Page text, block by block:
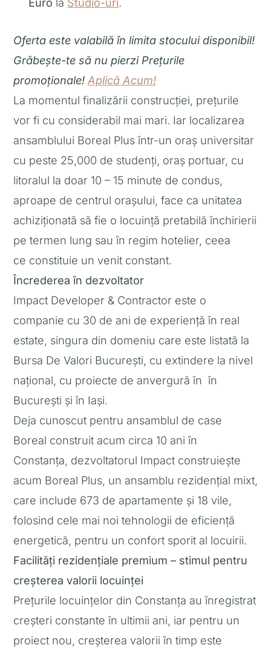
Oferta este valabilă în limita stocului disponibil!
Grăbește-te să nu pierzi Prețurile
promoționale! Aplică Acum!
La momentul finalizării construcției, prețurile
vor fi cu considerabil mai mari. Iar localizarea
ansamblului Boreal Plus într-un oraș universitar
cu peste 25,000 de studenți, oraș portuar, cu
litoralul la doar 10 – 15 minute de condus,
aproape de centrul orașului, face ca unitatea
achiziționată să fie o locuință pretabilă închirierii
pe termen lung sau în regim hotelier, ceea
ce constituie un venit constant.
Încrederea în dezvoltator
Impact Developer & Contractor este o
companie cu 30 de ani de experiență în real
estate, singura din domeniu care este listată la
Bursa De Valori București, cu extindere la nivel
național, cu proiecte de anvergură în în
București și în Iași.
Deja cunoscut pentru ansamblul de case
Boreal construit acum circa 10 ani în
Constanța, dezvoltatorul Impact construiește
acum Boreal Plus, un ansamblu rezidențial mixt,
care include 673 de apartamente și 18 vile,
folosind cele mai noi tehnologii de eficiență
energetică, pentru un confort sporit al locuirii.
Facilități rezidențiale premium – stimul pentru
creșterea valorii locuinței
Prețurile locuințelor din Constanța au înregistrat
creșteri constante în ultimii ani, iar pentru un
proiect nou, creșterea valorii în timp este